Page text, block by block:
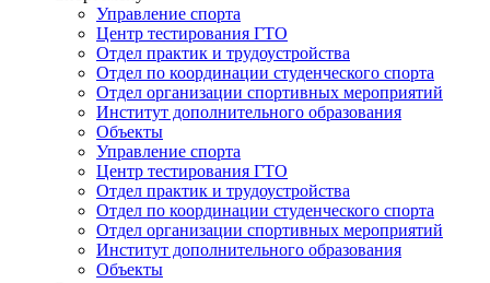
Управление спорта
Центр тестирования ГТО
Отдел практик и трудоустройства
Отдел по координации студенческого спорта
Отдел организации спортивных мероприятий
Институт дополнительного образования
Объекты
Управление спорта
Центр тестирования ГТО
Отдел практик и трудоустройства
Отдел по координации студенческого спорта
Отдел организации спортивных мероприятий
Институт дополнительного образования
Объекты